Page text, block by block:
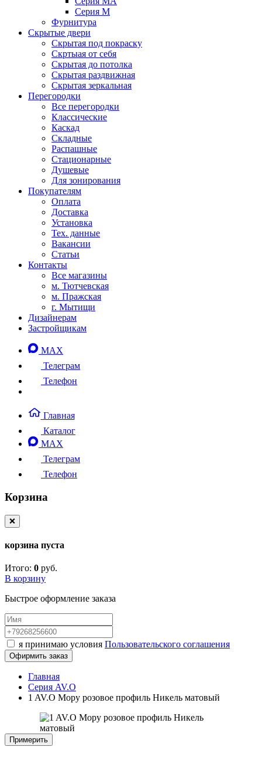
Серия M
Фурнитура
Скрытые двери
Скрытая под покраску
Скртыая от себя
Скрытая до потолка
Скрытая раздвижная
Скрытая зеркальная
Перегородки
Все перегородки
Классические
Каскад
Складные
Распашные
Стационарные
Душевые
Для зонирования
Покупателям
Оплата
Доставка
Установка
Тех. данные
Вакансии
Статьи
Контакты
Все магазины
м. Тютчевская
м. Пражская
г. Мытищи
Дизайнерам
Застройщикам
MAX
Телеграм
Телефон
Главная
Каталог
MAX
Телеграм
Телефон
Корзина
❌
корзина пуста
Итого: 0 руб.
В корзину
Быстрое оформление заказа
я принимаю условия Пользовательского соглашения
Офирмить заказ
Главная
Серия AV.O
1 AV.O Мору розовое профиль Никель матовый
Примерить